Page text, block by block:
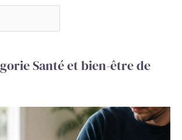
Santé et bien-être de